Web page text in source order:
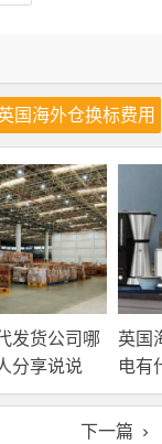
国海外仓换标费用
发货公司哪
分享说说
英国
电有
下一篇